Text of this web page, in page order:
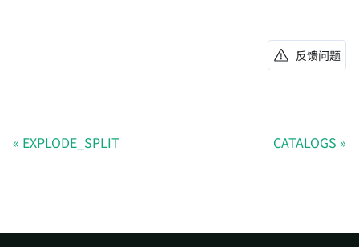
反馈问题
EXPLODE_SPLIT CATALOGS